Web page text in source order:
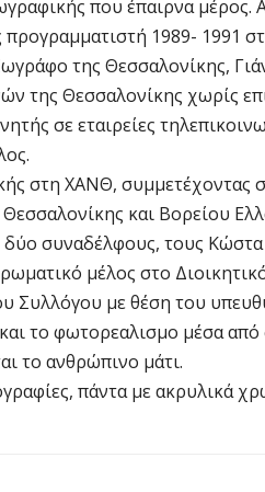
που έπαιρνα μέρος.
1989- 1991
της Θεσσαλονίκης,
της Θεσσαλονίκης χωρίς
σε εταιρείες
στη ΧΑΝΘ, συμμετέχοντας
και Βορείου
συναδέλφους, τους Κώστα
μέλος στο
Συλλόγου με θέση του
το φωτορεαλισμο μέσα
το ανθρώπινο μάτι.
πάντα με ακρυλικά